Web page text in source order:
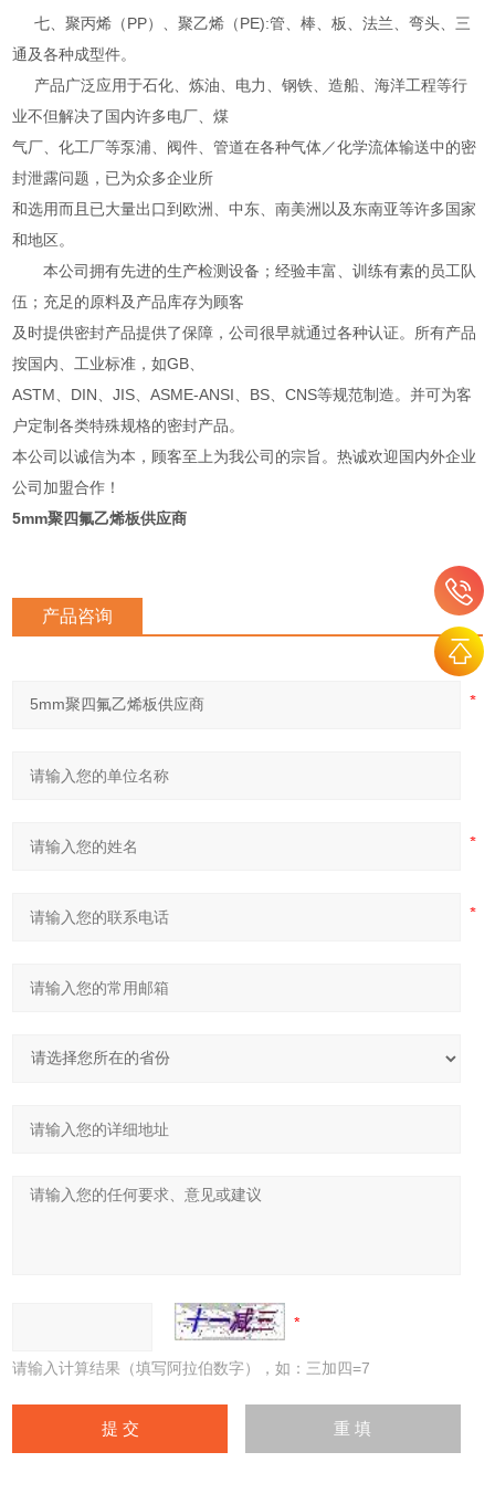
七、聚丙烯（PP）、聚乙烯（PE):管、棒、板、法兰、弯头、三
通及各种成型件。
产品广泛应用于石化、炼油、电力、钢铁、造船、海洋工程等行
业不但解决了国内许多电厂、煤
气厂、化工厂等泵浦、阀件、管道在各种气体／化学流体输送中的密
封泄露问题，已为众多企业所
和选用而且已大量出口到欧洲、中东、南美洲以及东南亚等许多国家
和地区。
本公司拥有先进的生产检测设备；经验丰富、训练有素的员工队
伍；充足的原料及产品库存为顾客
及时提供密封产品提供了保障，公司很早就通过各种认证。所有产品
按国内、工业标准，如GB、
ASTM、DIN、JIS、ASME-ANSI、BS、CNS等规范制造。并可为客
户定制各类特殊规格的密封产品。
本公司以诚信为本，顾客至上为我公司的宗旨。热诚欢迎国内外企业
公司加盟合作！
5mm聚四氟乙烯板供应商
产品咨询
请输入计算结果（填写阿拉伯数字），如：三加四=7